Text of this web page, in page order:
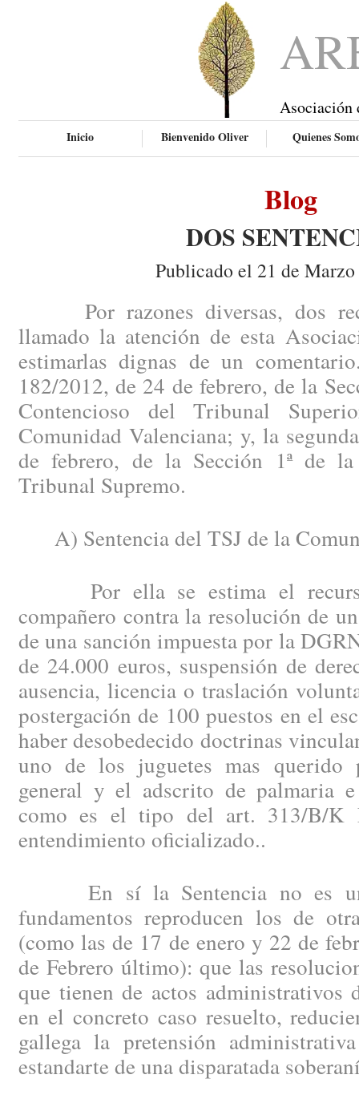
Asociación
Inicio Bienvenido Oliver Quienes
Blog
DOS
Publicado el 21 de
Por razones diversas, dos
llamado la atención de esta
estimarlas dignas de un
182/2012, de 24 de febrero, de la
Contencioso del Tribunal
Comunidad Valenciana; y, la
de febrero, de la Sección 1ª de
Tribunal Supremo.
A) Sentencia del TSJ de la
Por ella se estima el
compañero contra la resolución de
de una sanción impuesta por la
de 24.000 euros, suspensión de
ausencia, licencia o traslación
postergación de 100 puestos en el
haber desobedecido doctrinas
uno de los juguetes mas querido
general y el adscrito de palmaria
como es el tipo del art. 313/B/K
entendimiento oficializado..
En sí la Sentencia no es una
fundamentos reproducen los de
(como las de 17 de enero y 22 de
de Febrero último): que las
que tienen de actos administrativos
en el concreto caso resuelto,
gallega la pretensión
estandarte de una disparatada